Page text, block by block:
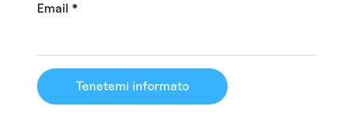
Email *
Tenetemi informato